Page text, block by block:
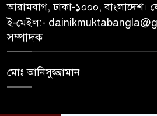
স্বাস্থ্য
রাজশাহী
প্রকল্পের টেন্ডারের ফাইল!
আনোয়ারুল
আরামবাগ, ঢাকা-১০০০,
ই-মেইল:-
সম্পাদক
মোঃ আনিসুজ্জামান